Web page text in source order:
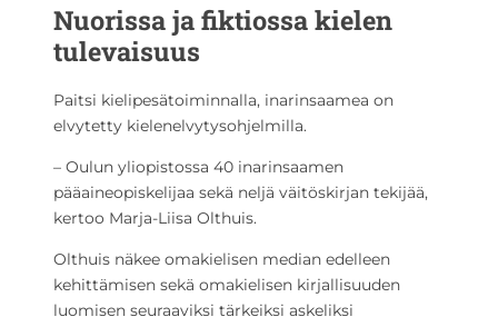
Nuorissa ja fiktiossa kielen
tulevaisuus
Paitsi kielipesätoiminnalla, inarinsaamea on
elvytetty kielenelvytysohjelmilla.
– Oulun yliopistossa 40 inarinsaamen
pääaineopiskelijaa sekä neljä väitöskirjan tekijää,
kertoo Marja-Liisa Olthuis.
Olthuis näkee omakielisen median edelleen
kehittämisen sekä omakielisen kirjallisuuden
luomisen seuraaviksi tärkeiksi askeliksi